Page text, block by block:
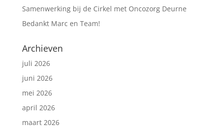
Samenwerking bij de Cirkel met Oncozorg Deurne
Bedankt Marc en Team!
Archieven
juli 2026
juni 2026
mei 2026
april 2026
maart 2026